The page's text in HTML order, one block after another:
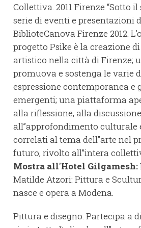
Collettiva. 2011 Firenze “Sotto
serie di eventi e presentazioni
BiblioteCanova Firenze 2012.
progetto Psike è la creazione
artistico nella città di Firenze;
promuova e sostenga le varie
espressione contemporanea e
emergenti; una piattaforma
alla riflessione, alla
all’’approfondimento
correlati al tema dell’’arte nel
futuro, rivolto all’’intera
Mostra all'Hotel Gilgamesh:
Matilde Atzori: Pittura e
nasce e opera a Modena.
Pittura e disegno. Partecipa a